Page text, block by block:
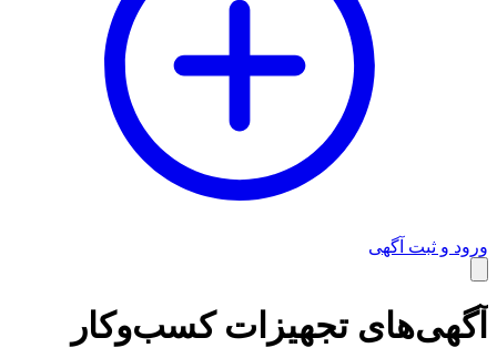
وبلاگ
ورود و ثبت آگهی
آگهی‌های تجهیزات کسب‌وکار